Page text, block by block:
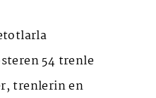
54 trenle
trenlerin en